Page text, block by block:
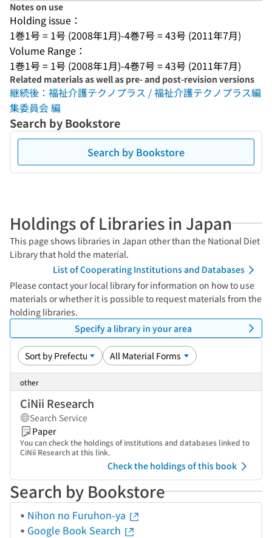
Notes on use
Holding issue：
1巻1号 = 1号 (2008年1月)-4巻7号 = 43号 (2011年7月)
Volume Range：
1巻1号 = 1号 (2008年1月)-4巻7号 = 43号 (2011年7月)
Related materials as well as pre- and post-revision versions
継続後：福祉介護テクノプラス / 福祉介護テクノプラス編
集委員会 編
Search by Bookstore
Search by Bookstore
Holdings of Libraries in Japan
This page shows libraries in Japan other than the National Diet
Library that hold the material.
List of Cooperating Institutions and Databases
Please contact your local library for information on how to use
materials or whether it is possible to request materials from the
holding libraries.
Specify a library in your area
other
CiNii Research
Search Service
Paper
You can check the holdings of institutions and databases linked to
CiNii Research at this link.
Check the holdings of this book
Search by Bookstore
Nihon no Furuhon-ya
Google Book Search